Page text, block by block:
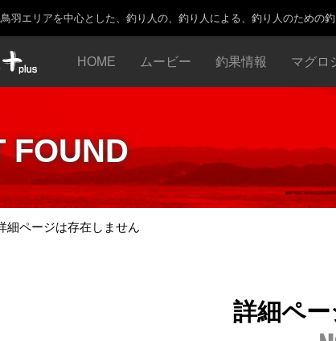
羽エリアを中心とした、釣り人の、釣り人による、釣り人のための
HOME ムービー 釣果情報 マグロ
FOUND
細ページは存在しません
詳細ペ